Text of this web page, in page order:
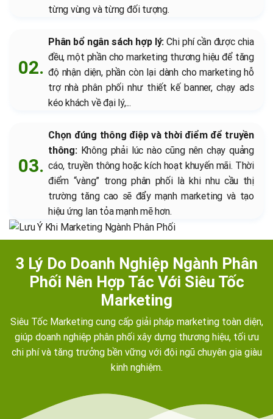
từng vùng và từng đối tượng.
Phân bổ ngân sách hợp lý: Chi phí cần được chia
đều, một phần cho marketing thương hiệu để tăng
độ nhận diện, phần còn lại dành cho marketing hỗ
trợ nhà phân phối như thiết kế banner, chạy ads
kéo khách về đại lý,...
Chọn đúng thông điệp và thời điểm để truyền
thông:Không phải lúc nào cũng nên chạy quảng
cáo, truyền thông hoặc kích hoạt khuyến mãi. Thời
điểm “vàng” trong phân phối là khi nhu cầu thị
trường tăng cao sẽ đẩy mạnh marketing và tạo
hiệu ứng lan tỏa mạnh mẽ hơn.
3 Lý Do Doanh Nghiệp Ngành Phân
Phối Nên Hợp Tác Với Siêu Tốc
Marketing
Siêu Tốc Marketing cung cấp giải pháp marketing toàn diện,
giúp doanh nghiệp phân phối xây dựng thương hiệu, tối ưu
chi phí và tăng trưởng bền vững với đội ngũ chuyên gia giàu
kinh nghiệm.